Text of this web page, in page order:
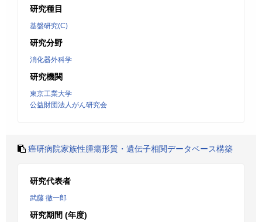
研究種目
基盤研究(C)
研究分野
消化器外科学
研究機関
東京工業大学
公益財団法人がん研究会
癌研病院家族性腫瘍形質・遺伝子相関データベース構築
研究代表者
武藤 徹一郎
研究期間 (年度)